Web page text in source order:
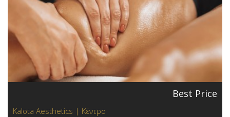
Best Price
Kalota Aesthetics | Κέντρο